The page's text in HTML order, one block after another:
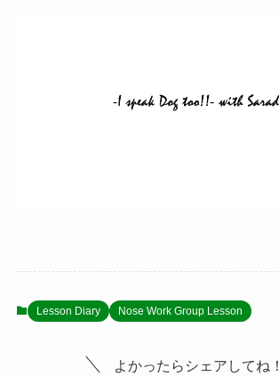
Lesson Diary Nose Work Group Lesson
よかったらシェアしてね！